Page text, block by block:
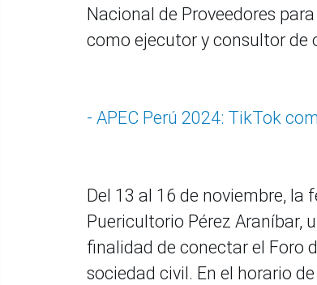
Nacional de Proveedores
como ejecutor y consultor de
- APEC Perú 2024: TikTok
Del 13 al 16 de noviembre, la
Puericultorio Pérez Araníbar,
finalidad de conectar el Foro
sociedad civil. En el horario